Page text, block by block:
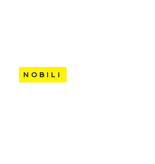
NOBILI